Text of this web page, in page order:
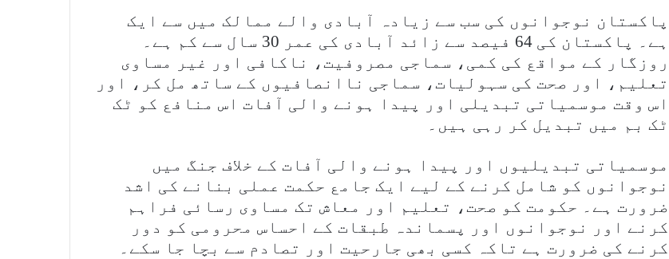
پاکستان نوجوانوں کی سب سے زیادہ آبادی والے ممالک میں سے ایک
ہے۔ پاکستان کی 64 فیصد سے زائد آبادی کی عمر 30 سال سے کم ہے۔
روزگار کے مواقع کی کمی، سماجی مصروفیت، ناکافی اور غیر مساوی
تعلیم، اور صحت کی سہولیات، سماجی ناانصافیوں کے ساتھ مل کر، اور
اس وقت موسمیاتی تبدیلی اور پیدا ہونے والی آفات اس منافع کو ٹک
ٹک بم میں تبدیل کر رہی ہیں۔
موسمیاتی تبدیلیوں اور پیدا ہونے والی آفات کے خلاف جنگ میں
نوجوانوں کو شامل کرنے کے لیے ایک جامع حکمت عملی بنانے کی اشد
ضرورت ہے۔ حکومت کو صحت، تعلیم اور معاش تک مساوی رسائی فراہم
کرنے اور نوجوانوں اور پسماندہ طبقات کے احساس محرومی کو دور
کرنے کی ضرورت ہے تاکہ کسی بھی جارحیت اور تصادم سے بچا جا سکے۔